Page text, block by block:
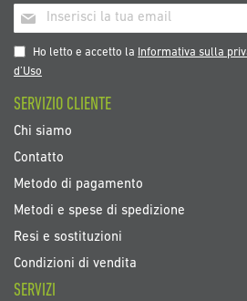
Iscriviti
alla
nostra
Newsletter:
Ho letto e accetto la Informativa sulla
d’Uso
SERVIZIO CLIENTE
Chi siamo
Contatto
Metodo di pagamento
Metodi e spese di spedizione
Resi e sostituzioni
Condizioni di vendita
SERVIZI